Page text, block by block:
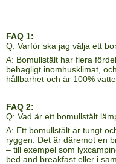
FAQ 1:
Q: Varför ska jag välja ett
A: Bomullstält har flera
behagligt inomhusklimat,
hållbarhet och är 100%
FAQ 2:
Q: Vad är ett bomullstält
A: Ett bomullstält är tungt
ryggen. Det är däremot en
– till exempel som
bed and breakfast eller i